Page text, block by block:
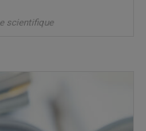
scientifique